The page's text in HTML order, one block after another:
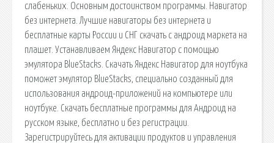
слабеньких. Основным достоинством программы. Навигатор
без интернета. Лучшие навигаторы без интернета и
бесплатные карты России и СНГ скачать с андроид маркета на
плашет. Устанавливаем Яндекс Навигатор с помощью
эмулятора BlueStacks. Скачать Яндекс Навигатор для ноутбука
поможет эмулятор BlueStacks, специально созданный для
использования андроид-приложений на компьютере или
ноутбуке. Скачать бесплатные программы для Андроид на
русском языке, бесплатно и без регистрации.
Зарегистрируйтесь для активации продуктов и управления